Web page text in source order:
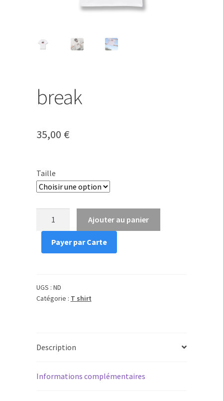
break
35,00 €
Taille
break
Ajouter au panier
Payer par Carte
UGS : ND
Catégorie : T shirt
Description
Informations complémentaires